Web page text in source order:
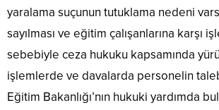
yaralama suçunun tutuklama nedeni
sayılması ve eğitim çalışanlarına karşı
sebebiyle ceza hukuku kapsamında
işlemlerde ve davalarda personelin
Eğitim Bakanlığı’nın hukuki yardımda